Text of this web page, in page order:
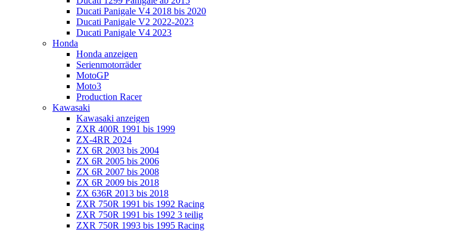
Ducati Panigale V4 2018 bis 2020
Ducati Panigale V2 2022-2023
Ducati Panigale V4 2023
Honda
Honda anzeigen
Serienmotorräder
MotoGP
Moto3
Production Racer
Kawasaki
Kawasaki anzeigen
ZXR 400R 1991 bis 1999
ZX-4RR 2024
ZX 6R 2003 bis 2004
ZX 6R 2005 bis 2006
ZX 6R 2007 bis 2008
ZX 6R 2009 bis 2018
ZX 636R 2013 bis 2018
ZXR 750R 1991 bis 1992 Racing
ZXR 750R 1991 bis 1992 3 teilig
ZXR 750R 1993 bis 1995 Racing